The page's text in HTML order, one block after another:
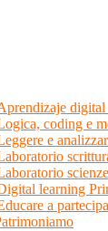
digital
coding e
e
learning
a